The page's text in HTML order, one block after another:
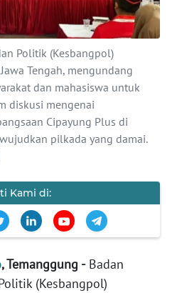
Politik (Kesbangpol)
Tengah, mengundang
dan mahasiswa untuk
diskusi mengenai
Cipayung Plus di
pilkada yang damai.
Kami di:
, Temanggung -Badan
(Kesbangpol)